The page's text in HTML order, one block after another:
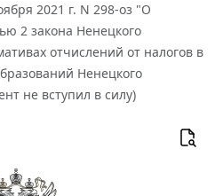
2021 г. N 298-оз "О
2 закона Ненецкого
отчислений от налогов в
Ненецкого
не вступил в силу)